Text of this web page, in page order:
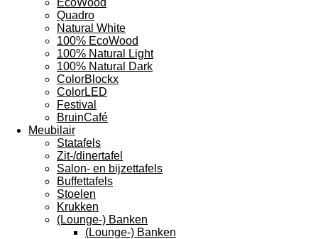
Quadro
Natural White
100% EcoWood
100% Natural Light
100% Natural Dark
ColorBlockx
ColorLED
Festival
BruinCafé
Meubilair
Statafels
Zit-/dinertafel
Salon- en bijzettafels
Buffettafels
Stoelen
Krukken
(Lounge-) Banken
(Lounge-) Banken